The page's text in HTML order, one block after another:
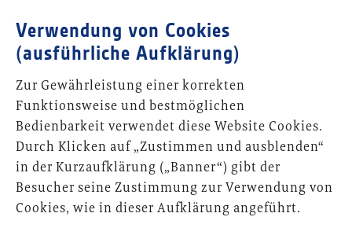
Verwendung von Cookies
(ausführliche Aufklärung)
Zur Gewährleistung einer korrekten
Funktionsweise und bestmöglichen
Bedienbarkeit verwendet diese Website Cookies.
Durch Klicken auf „Zustimmen und ausblenden“
in der Kurzaufklärung („Banner“) gibt der
Besucher seine Zustimmung zur Verwendung von
Cookies, wie in dieser Aufklärung angeführt.